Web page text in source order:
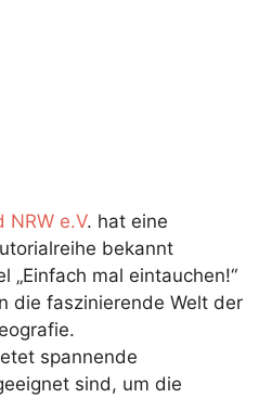
NRW e.V. hat eine
bekannt
„Einfach mal eintauchen!“
die faszinierende Welt der
spannende
sind, um die